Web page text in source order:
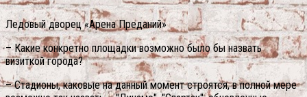
Ледовый дворец «Арена Преданий»
– Какие конкретно площадки возможно было бы назвать
визиткой города?
– Стадионы, каковые на данный момент строятся, в полной мере